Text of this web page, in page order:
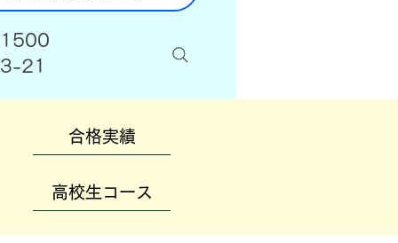
21
合格実績
高校生コース